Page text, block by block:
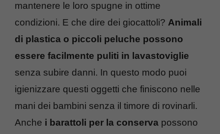
mantenere le loro spugne in ottime
condizioni. E che dire dei giocattoli? Animali
di plastica o piccoli peluche possono
essere facilmente puliti in lavastoviglie
senza subire danni. In questo modo puoi
igienizzare questi oggetti che finiscono nelle
mani dei bambini senza il timore di rovinarli.
Anche i barattoli per la conserva possono